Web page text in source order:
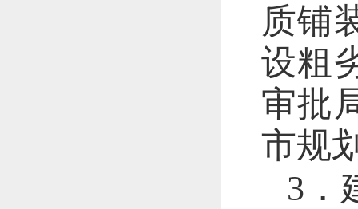
质铺
设粗
审批
市规
3．